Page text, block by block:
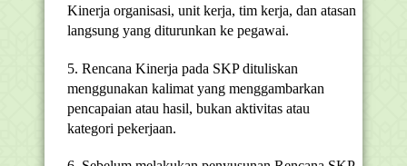
Kinerja organisasi, unit kerja, tim kerja, dan atasan
langsung yang diturunkan ke pegawai.
5. Rencana Kinerja pada SKP dituliskan
menggunakan kalimat yang menggambarkan
pencapaian atau hasil, bukan aktivitas atau
kategori pekerjaan.